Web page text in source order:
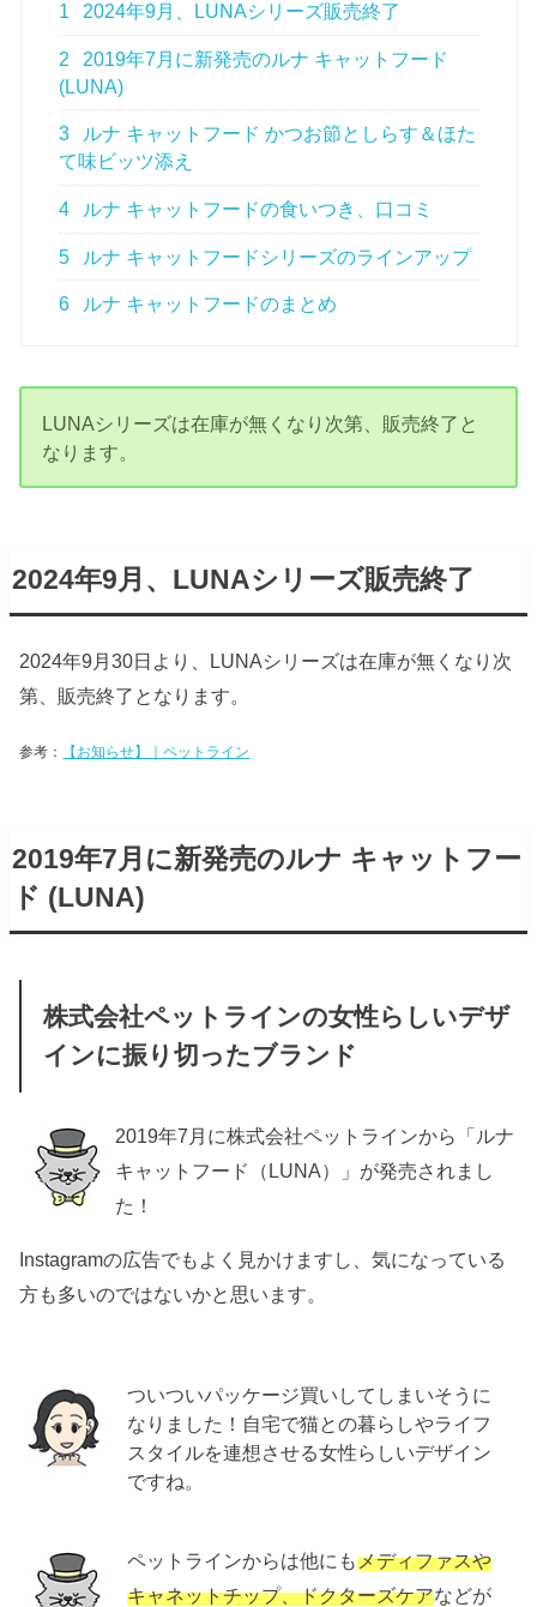
1 2024年9月、LUNAシリーズ販売終了
2
2019年7月に新発売のルナ キャットフード
(LUNA)
3
ルナ キャットフード かつお節としらす＆ほた
て味ビッツ添え
4 ルナ キャットフードの食いつき、口コミ
5 ルナ キャットフードシリーズのラインアップ
6 ルナ キャットフードのまとめ
LUNAシリーズは在庫が無くなり次第、販売終了と
なります。
2024年9月、LUNAシリーズ販売終了
2024年9月30日より、LUNAシリーズは在庫が無くなり次
第、販売終了となります。
参考： 【お知らせ】｜ペットライン
2019年7月に新発売のルナ キャットフー
ド (LUNA)
株式会社ペットラインの女性らしいデザ
インに振り切ったブランド
2019年7月に株式会社ペットラインから「ルナ
キャットフード（LUNA）」が発売されまし
た！
Instagramの広告でもよく見かけますし、気になっている
方も多いのではないかと思います。
ついついパッケージ買いしてしまいそうに
なりました！自宅で猫との暮らしやライフ
スタイルを連想させる女性らしいデザイン
ですね。
ペットラインからは他にもメディファスや
キャネットチップ、ドクターズケアなどが